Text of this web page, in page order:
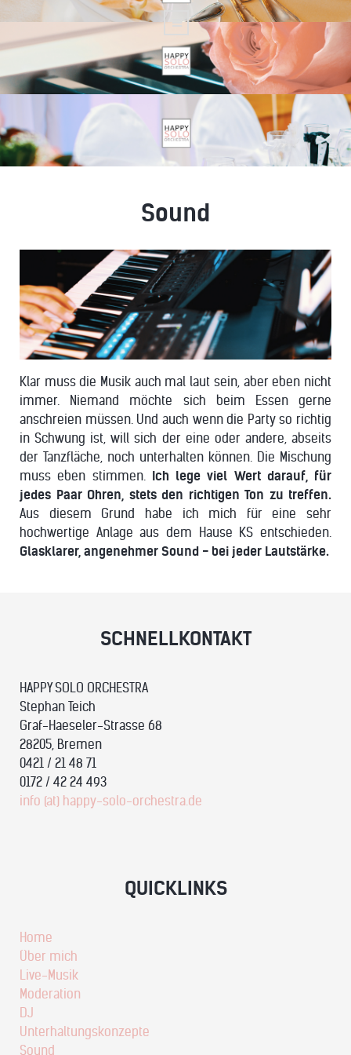
Sound
Klar muss die Musik auch mal laut sein, aber eben nicht
immer. Niemand möchte sich beim Essen gerne
anschreien müssen. Und auch wenn die Party so richtig
in Schwung ist, will sich der eine oder andere, abseits
der Tanzfläche, noch unterhalten können. Die Mischung
muss eben stimmen. Ich lege viel Wert darauf, für
jedes Paar Ohren, stets den richtigen Ton zu treffen.
Aus diesem Grund habe ich mich für eine sehr
hochwertige Anlage aus dem Hause KS entschieden.
Glasklarer, angenehmer Sound - bei jeder Lautstärke.
SCHNELLKONTAKT
HAPPY SOLO ORCHESTRA
Stephan Teich
Graf-Haeseler-Strasse 68
28205, Bremen
0421 / 21 48 71
0172 / 42 24 493
info (at) happy-solo-orchestra.de
QUICKLINKS
Home
Über mich
Live-Musik
Moderation
DJ
Unterhaltungskonzepte
Sound